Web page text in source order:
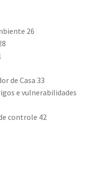
26
de Casa 33
e vulnerabilidades
controle 42